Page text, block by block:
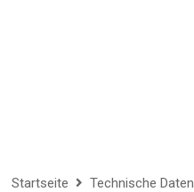
Startseite Technische Daten